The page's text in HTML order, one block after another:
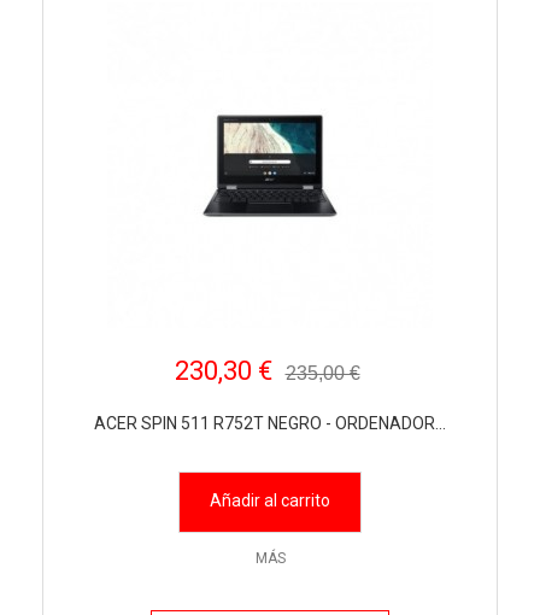
230,30 € 235,00 €
ACER SPIN 511 R752T NEGRO - ORDENADOR...
Añadir al carrito
MÁS